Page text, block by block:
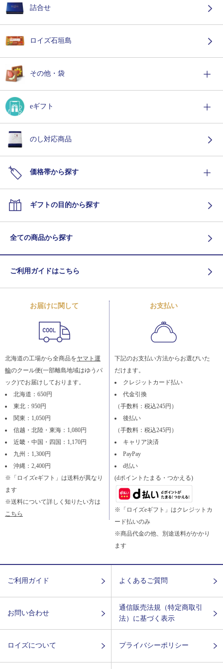
詰合せ
ロイズ石垣島
その他・袋
eギフト
のし対応商品
価格帯から探す
ギフトの目的から探す
全ての商品から探す
ご利用ガイドはこちら
お届けに関して
北海道の工場から全商品をヤマト運
輸のクール便(一部離島地域はゆうパ
ック)でお届けしております。
北海道：650円
東北：950円
関東：1,050円
信越・北陸・東海：1,080円
近畿・中国・四国：1,170円
九州：1,300円
沖縄：2,400円
※「ロイズeギフト」は送料が異なり
ます
※送料について詳しく知りたい方は
こちら
お支払い
下記のお支払い方法からお選びいた
だけます。
クレジットカード払い
代金引換
（手数料：税込245円）
後払い
（手数料：税込245円）
キャリア決済
PayPay
d払い
(dポイントたまる・つかえる)
※「ロイズeギフト」はクレジットカ
ード払いのみ
※商品代金の他、別途送料がかかり
ます
ご利用ガイド よくあるご質問
お問い合わせ
通信販売法規（特定商取引
法）に基づく表示
ロイズについて プライバシーポリシー